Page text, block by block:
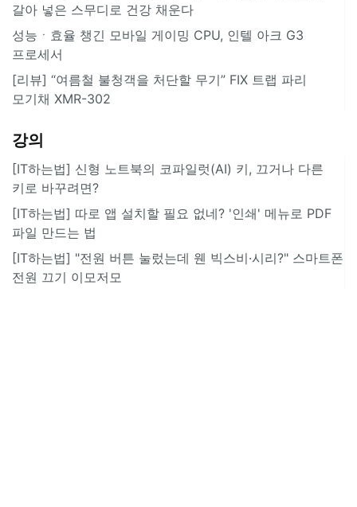
갈아 넣은 스무디로 건강 채운다
성능ㆍ효율 챙긴 모바일 게이밍 CPU, 인텔 아크 G3
프로세서
[리뷰] “여름철 불청객을 처단할 무기” FIX 트랩 파리
모기채 XMR-302
강의
[IT하는법] 신형 노트북의 코파일럿(AI) 키, 끄거나 다른
키로 바꾸려면?
[IT하는법] 따로 앱 설치할 필요 없네? '인쇄' 메뉴로 PDF
파일 만드는 법
[IT하는법] "전원 버튼 눌렀는데 웬 빅스비·시리?" 스마트폰
전원 끄기 이모저모